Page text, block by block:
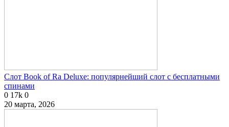
Слот Book of Ra Deluxe: популярнейший слот с бесплатными
спинами
0 17k 0
20 марта, 2026